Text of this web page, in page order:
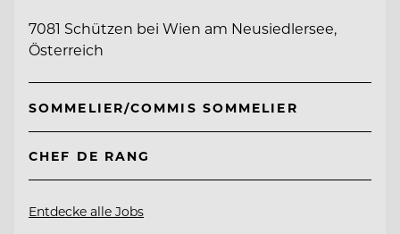
7081 Schützen bei Wien am Neusiedlersee,
Österreich
SOMMELIER/COMMIS SOMMELIER
CHEF DE RANG
Entdecke alle Jobs